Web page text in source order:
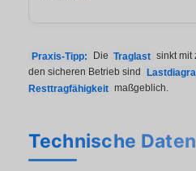
Praxis-Tipp: Die Traglast sinkt mit
den sicheren Betrieb sind
Resttragfähigkeit maßgeblich.
Technische Daten